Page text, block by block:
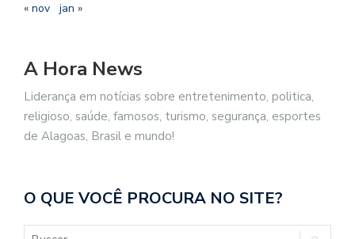
« nov jan »
A Hora News
Liderança em notícias sobre entretenimento, politica,
religioso, saúde, famosos, turismo, segurança, esportes
de Alagoas, Brasil e mundo!
O QUE VOCÊ PROCURA NO SITE?